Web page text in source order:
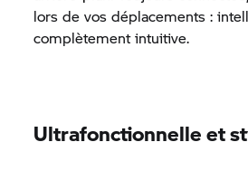
lors de vos déplacements :
complètement intuitive.
Ultrafonctionnelle et